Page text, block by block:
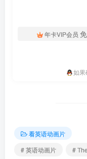
年卡VIP会员
如
看英语动画片
# 英语动画片
#